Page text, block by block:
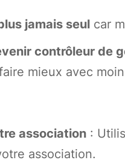
jamais seul car
contrôleur de
mieux avec
association :
association.